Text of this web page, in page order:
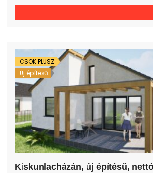
praktikus és kényelmes 3 hálószoba, gardrób,
téglából, […]
CSOK PLUSZ
Új építésű